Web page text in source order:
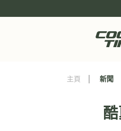
主頁 新聞